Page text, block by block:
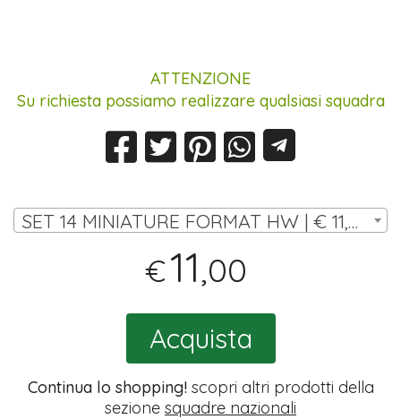
ATTENZIONE
Su richiesta possiamo realizzare qualsiasi squadra
SET 14 MINIATURE FORMAT HW | € 11,00
€11,00
Acquista
Continua lo shopping!scopri altri prodotti della
sezione squadre nazionali